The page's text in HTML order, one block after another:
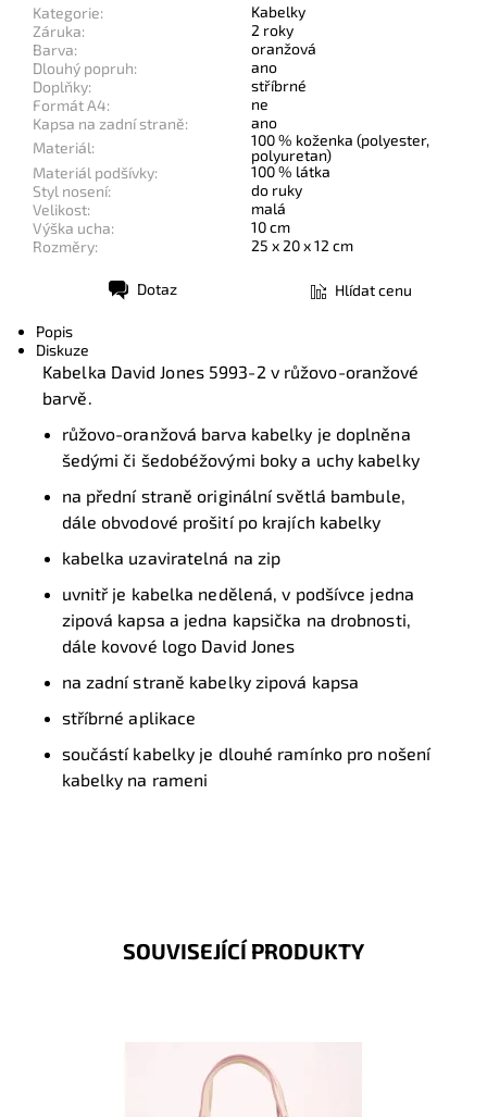
Kategorie:
Kabelky
Záruka:
2 roky
Barva:
oranžová
Dlouhý popruh:
ano
Doplňky:
stříbrné
Formát A4:
ne
Kapsa na zadní straně:
ano
Materiál:
100 % koženka (polyester,
polyuretan)
Materiál podšívky:
100 % látka
Styl nosení:
do ruky
Velikost:
malá
Výška ucha:
10 cm
Rozměry:
25 x 20 x 12 cm
Dotaz Hlídat cenu
Popis
Diskuze
Kabelka David Jones 5993-2 v růžovo-oranžové
barvě.
růžovo-oranžová barva kabelky je doplněna
šedými či šedobéžovými boky a uchy kabelky
na přední straně originální světlá bambule,
dále obvodové prošití po krajích kabelky
kabelka uzaviratelná na zip
uvnitř je kabelka nedělená, v podšívce jedna
zipová kapsa a jedna kapsička na drobnosti,
dále kovové logo David Jones
na zadní straně kabelky zipová kapsa
stříbrné aplikace
součástí kabelky je dlouhé ramínko pro nošení
kabelky na rameni
SOUVISEJÍCÍ PRODUKTY
Malá elegantní kabelka značky David Jones 5993-2 ve
fialové barvě ozvláštněna moderní bambulí na uchu